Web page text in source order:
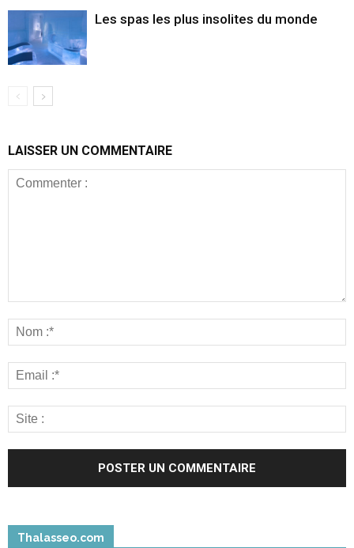
Les spas les plus insolites du monde
LAISSER UN COMMENTAIRE
Thalasseo.com